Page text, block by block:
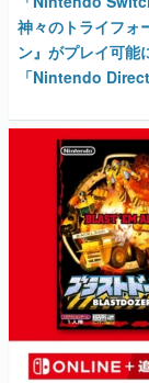
神々のトライフォ
ン』がプレイ可能
「Nintendo